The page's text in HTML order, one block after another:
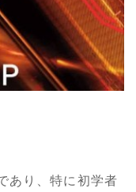
あり、特に初学者